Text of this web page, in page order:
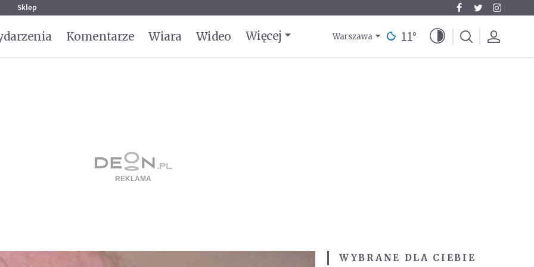
Sklep
Komentarze Wiara Wideo Więcej Warszawa 11°
WYBRANE DLA CIEBIE